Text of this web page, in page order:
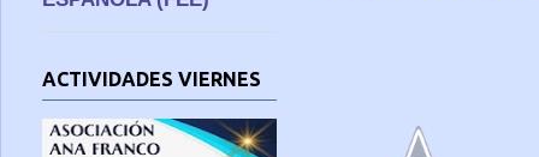
ACTIVIDADES VIERNES